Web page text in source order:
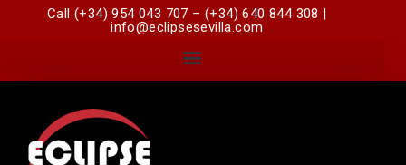
Call (+34) 954 043 707 – (+34) 640 844 308 |
info@eclipsesevilla.com